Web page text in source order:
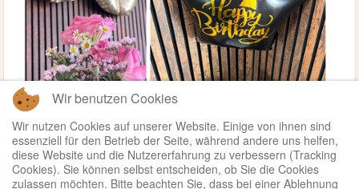
Wir benutzen Cookies
Wir nutzen Cookies auf unserer Website. Einige von ihnen sind
essenziell für den Betrieb der Seite, während andere uns helfen,
diese Website und die Nutzererfahrung zu verbessern (Tracking
Cookies). Sie können selbst entscheiden, ob Sie die Cookies
zulassen möchten. Bitte beachten Sie, dass bei einer Ablehnung